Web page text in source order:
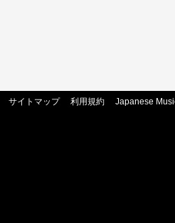
サイトマップ 利用規約 Japanese